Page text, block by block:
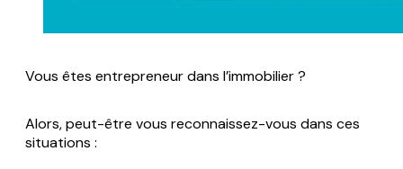
Vous êtes entrepreneur dans l’immobilier ?
Alors, peut-être vous reconnaissez-vous dans ces
situations :